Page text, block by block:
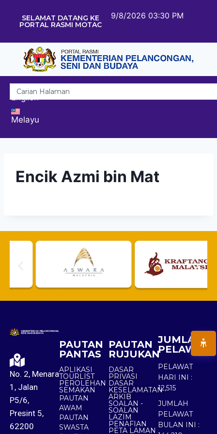
SELAMAT DATANG KE
PORTAL RASMI MOTAC
9/8/2026 03:30 PM
English
Melayu
Encik Azmi bin Mat
No. 2, Menara
1, Jalan
P5/6,
Presint 5,
62200
PAUTAN
PANTAS
APLIKASI
TOURLIST
PEROLEHAN
SEMAKAN
PAUTAN
AWAM
PAUTAN
SWASTA
PAUTAN
RUJUKAN
DASAR
PRIVASI
DASAR
KESELAMATAN
ARKIB
SOALAN -
SOALAN
LAZIM
PENAFIAN
PETA LAMAN
JUMLAH
PELAWAT
PELAWAT
HARI INI :
12,515
JUMLAH
PELAWAT
BULAN INI :